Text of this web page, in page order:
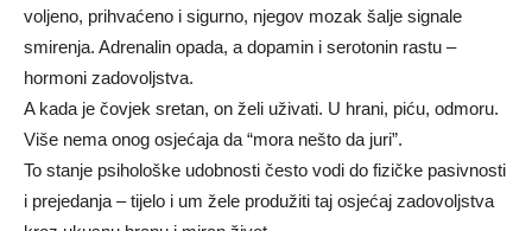
voljeno, prihvaćeno i sigurno, njegov mozak šalje signale
smirenja. Adrenalin opada, a dopamin i serotonin rastu –
hormoni zadovoljstva.
A kada je čovjek sretan, on želi uživati. U hrani, piću, odmoru.
Više nema onog osjećaja da “mora nešto da juri”.
To stanje psihološke udobnosti često vodi do fizičke pasivnosti
i prejedanja – tijelo i um žele produžiti taj osjećaj zadovoljstva